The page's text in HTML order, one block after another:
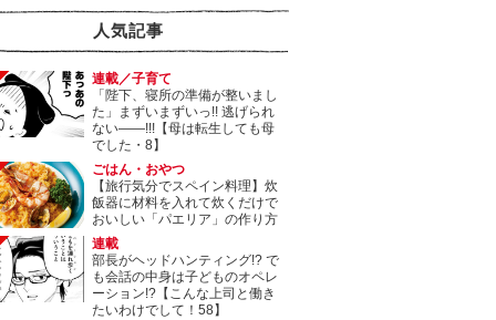
人気記事
連載／子育て
「陛下、寝所の準備が整いまし
た」まずいまずいっ!! 逃げられ
ない――!!!【母は転生しても母
でした・8】
ごはん・おやつ
【旅行気分でスペイン料理】炊
飯器に材料を入れて炊くだけで
おいしい「パエリア」の作り方
連載
部長がヘッドハンティング!? で
も会話の中身は子どものオペレ
ーション!?【こんな上司と働き
たいわけでして！58】